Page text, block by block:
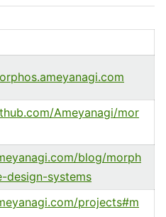
Ameyanagi/mor
blog/morph
design-systems
projects#m